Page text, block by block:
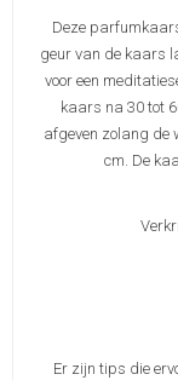
Deze
geur van de kaars
voor een
kaars na 30 tot
afgeven zolang de
cm. De
Er zijn tips die